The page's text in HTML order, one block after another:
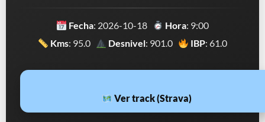
Fecha: 2026-10-18 Hora: 9:00
Kms: 95.0 Desnivel: 901.0 IBP: 61.0
Ver track (Strava)